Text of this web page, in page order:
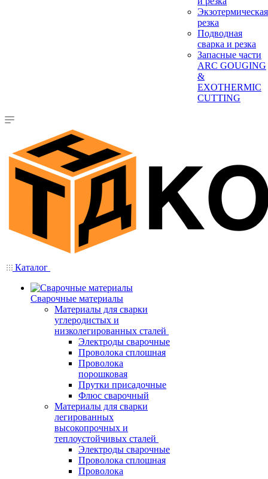
Экзотермическая
резка
Подводная
сварка и резка
Запасные части
ARC GOUGING
&
EXOTHERMIC
CUTTING
Каталог
Сварочные материалы
Материалы для сварки
углеродистых и
низколегированных сталей
Электроды сварочные
Проволока сплошная
Проволока
порошковая
Прутки присадочные
Флюс сварочный
Материалы для сварки
легированных
высокопрочных и
теплоустойчивых сталей
Электроды сварочные
Проволока сплошная
Проволока